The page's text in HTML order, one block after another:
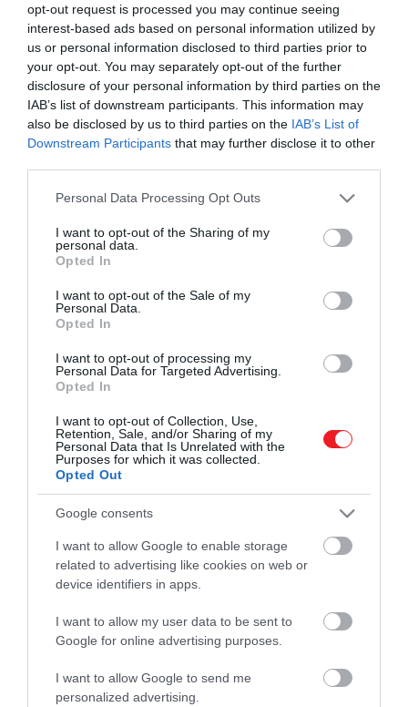
opt-out request is processed you may continue seeing
interest-based ads based on personal information utilized by
us or personal information disclosed to third parties prior to
your opt-out. You may separately opt-out of the further
disclosure of your personal information by third parties on the
IAB’s list of downstream participants. This information may
also be disclosed by us to third parties on the IAB’s List of
Downstream Participants that may further disclose it to other
Please note that this website/app uses one or more Google
not limited to your visit or usage behaviour. You may click to
grant or deny consent to Google and its third-party tags to
use your data for below specified purposes in below Google
consent section.
Personal Data Processing Opt Outs
I want to opt-out of the Sharing of my
personal data.
Opted In
I want to opt-out of the Sale of my
Personal Data.
Opted In
I want to opt-out of processing my
Personal Data for Targeted Advertising.
Opted In
I want to opt-out of Collection, Use,
Retention, Sale, and/or Sharing of my
Personal Data that Is Unrelated with the
Purposes for which it was collected.
Opted Out
Google consents
I want to allow Google to enable storage
related to advertising like cookies on web or
device identifiers in apps.
I want to allow my user data to be sent to
Google for online advertising purposes.
I want to allow Google to send me
personalized advertising.
cserélték.
Az interjú pillanatában Siófok fele haladtak 5 csomós
sebességgel. A legénység becslése szerint
körülbelül harmadikak lehetnek a kategóriájukban.
Fekete megjegyezte, hogy a vitorla-incidens nem
szegte a kedvüket, remek a hangulat a fedélzeten.
péksüteményeket fogyasztanak, mivel elmondása
szerint este egy kiadós marhapörköltet fognak
elfogyasztani vacsorára.
Nyitókép: HG Media
KÉKSZALAG KÖZVETÍTÉS
INDRA INTERJÚ
Művelődj, szórakozz, kíváncsiskodj, kóstolgass
és ismerd meg a Hamu és Gyémánt világát!